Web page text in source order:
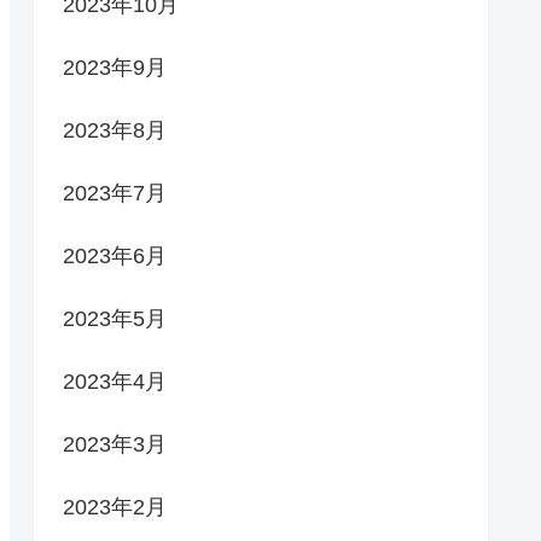
2023年9月
2023年8月
2023年7月
2023年6月
2023年5月
2023年4月
2023年3月
2023年2月